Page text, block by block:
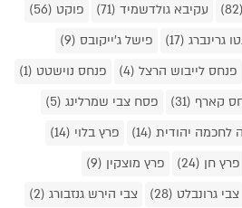
עקיבא גולדשמיד (71)
פוקט (56)
גרינברג (17)
פישל ג'ייקובס (9)
פנחס לייבוש הרצל (4)
פנחס נוישטט (1)
קארף (31)
פסח צבי שמרלינג (5)
יהודית (14)
פרץ בלוי (14)
פרץ חן (24)
פרץ מוצקין (9)
צבי גרונבלט (28)
צבי הירש גנזבורג (2)